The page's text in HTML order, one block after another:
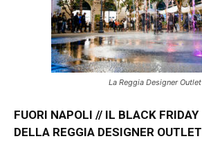
La Reggia Designer Outlet
FUORI NAPOLI // IL BLACK FRIDAY
DELLA REGGIA DESIGNER OUTLET